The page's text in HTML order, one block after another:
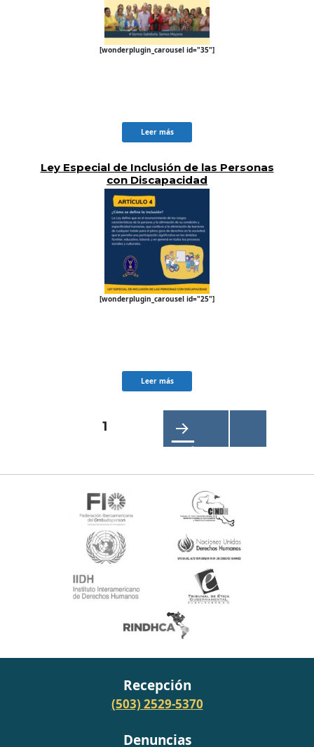
[wonderplugin_carousel id="35"]
Leer más
Ley Especial de Inclusión de las Personas
con Discapacidad
[wonderplugin_carousel id="25"]
Leer más
PÁGINA1
PÁGI
Recepción
(503) 2529-5370
Denuncias